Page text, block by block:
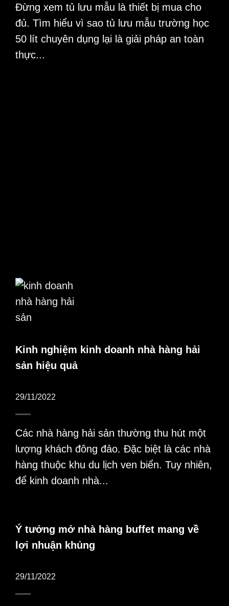
Đừng xem tủ lưu mẫu là thiết bị mua cho
đủ. Tìm hiểu vì sao tủ lưu mẫu trường học
50 lít chuyên dụng lại là giải pháp an toàn
thực...
Kinh nghiệm kinh doanh nhà hàng hải
sản hiệu quả
29/11/2022
Các nhà hàng hải sản thường thu hút một
lượng khách đông đảo. Đặc biệt là các nhà
hàng thuộc khu du lịch ven biển. Tuy nhiên,
để kinh doanh nhà...
Ý tưởng mở nhà hàng buffet mang về
lợi nhuận khủng
29/11/2022